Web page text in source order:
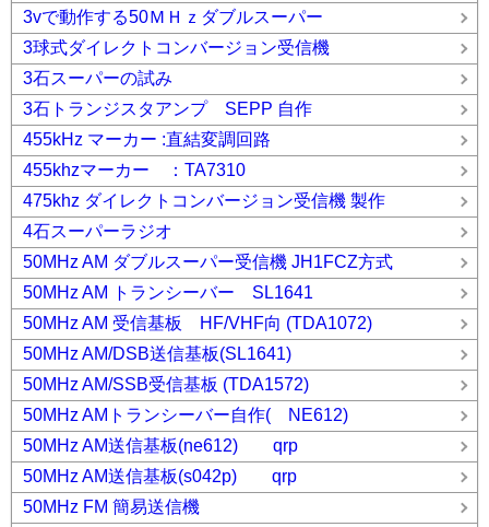
3vで動作する50ＭＨｚダブルスーパー
3球式ダイレクトコンバージョン受信機
3石スーパーの試み
3石トランジスタアンプ SEPP 自作
455kHz マーカー :直結変調回路
455khzマーカー ：TA7310
475khz ダイレクトコンバージョン受信機 製作
4石スーパーラジオ
50MHz AM ダブルスーパー受信機 JH1FCZ方式
50MHz AM トランシーバー SL1641
50MHz AM 受信基板 HF/VHF向 (TDA1072)
50MHz AM/DSB送信基板(SL1641)
50MHz AM/SSB受信基板 (TDA1572)
50MHz AMトランシーバー自作( NE612)
50MHz AM送信基板(ne612) qrp
50MHz AM送信基板(s042p) qrp
50MHz FM 簡易送信機